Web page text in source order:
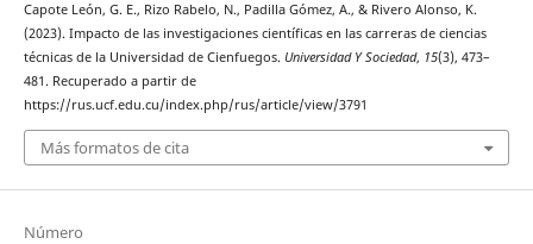
Capote León, G. E., Rizo Rabelo, N., Padilla Gómez, A., & Rivero Alonso, K.
(2023). Impacto de las investigaciones científicas en las carreras de ciencias
técnicas de la Universidad de Cienfuegos. Universidad Y Sociedad, 15(3), 473–
481. Recuperado a partir de
https://rus.ucf.edu.cu/index.php/rus/article/view/3791
Más formatos de cita
Número